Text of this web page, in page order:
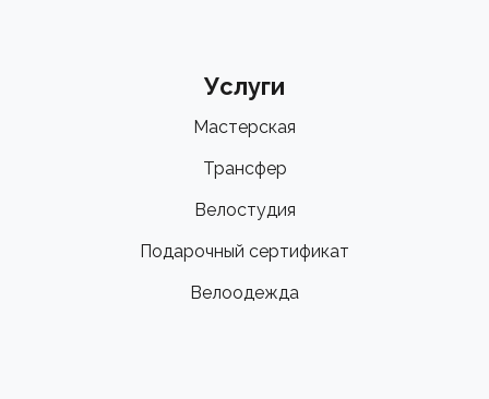
Услуги
Мастерская
Трансфер
Велостудия
Подарочный сертификат
Велоодежда